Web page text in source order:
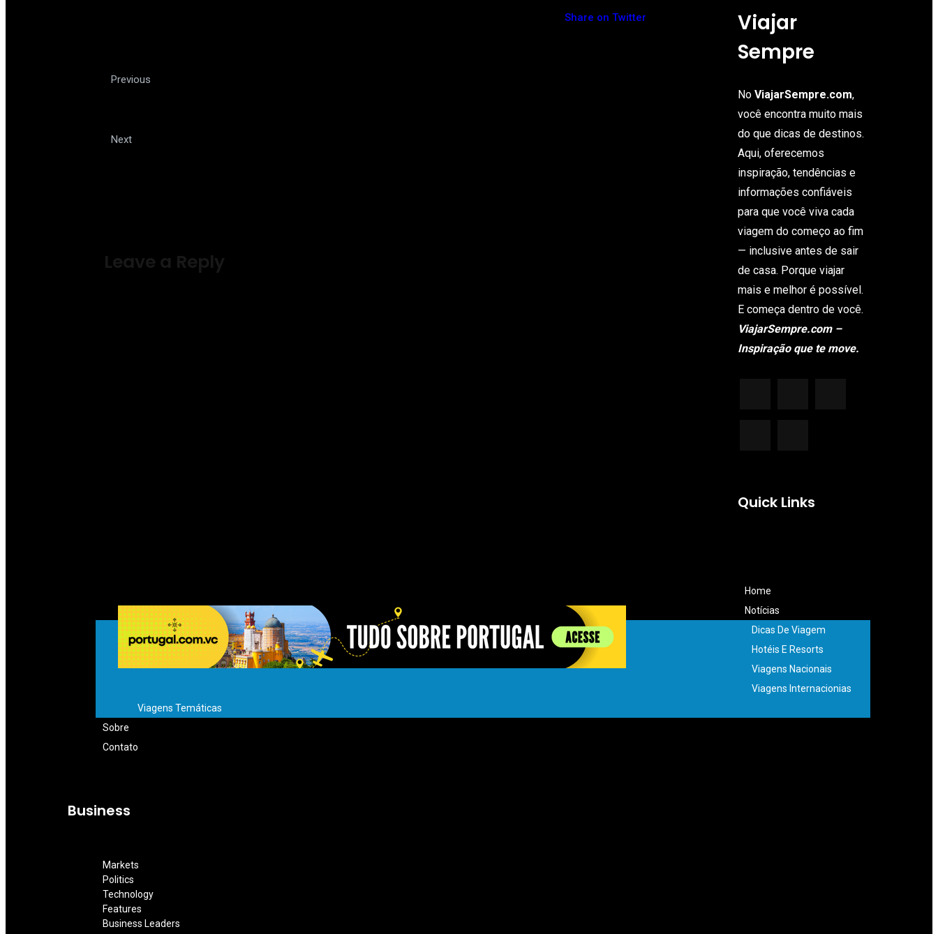
Share on Twitter
Previous
Next
Leave a Reply
Viajar
Sempre
NoViajarSempre.com,
você encontra muito mais
do que dicas de destinos.
Aqui, oferecemos
inspiração, tendências e
informações confiáveis
para que você viva cada
viagem do começo ao fim
— inclusive antes de sair
de casa. Porque viajar
mais e melhor é possível.
E começa dentro de você.
ViajarSempre.com –
Inspiração que te move.
Quick Links
Home
Notícias
Dicas De Viagem
Hotéis E Resorts
Viagens Nacionais
Viagens Internacionias
Viagens Temáticas
Sobre
Contato
Business
Markets
Politics
Technology
Features
Business Leaders